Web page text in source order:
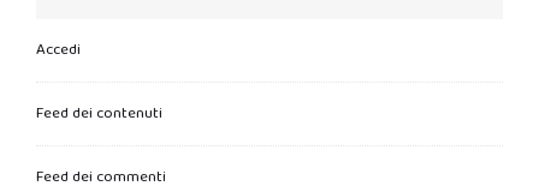
Accedi
Feed dei contenuti
Feed dei commenti